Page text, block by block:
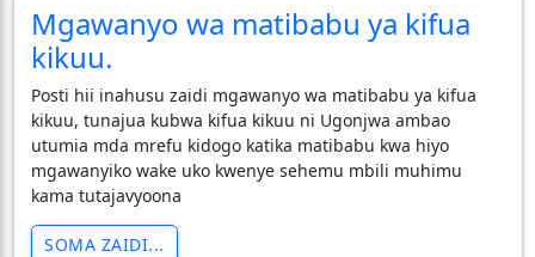
Mgawanyo wa matibabu ya kifua
kikuu.
Posti hii inahusu zaidi mgawanyo wa matibabu ya kifua
kikuu, tunajua kubwa kifua kikuu ni Ugonjwa ambao
utumia mda mrefu kidogo katika matibabu kwa hiyo
mgawanyiko wake uko kwenye sehemu mbili muhimu
kama tutajavyoona
SOMA ZAIDI...